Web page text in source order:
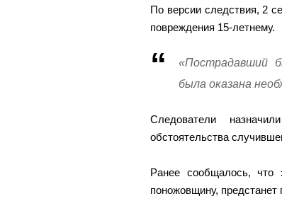
По версии следствия, 2
повреждения 15-летнему.
«Пострадавший
была оказана
Следователи
обстоятельства
Ранее сообщалось, что
поножовщину, предстанет